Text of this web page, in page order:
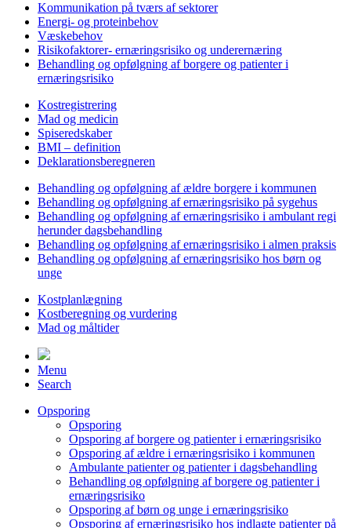
Kommunikation på tværs af sektorer
Energi- og proteinbehov
Væskebehov
Risikofaktorer- ernæringsrisiko og underernæring
Behandling og opfølgning af borgere og patienter i
ernæringsrisiko
Kostregistrering
Mad og medicin
Spiseredskaber
BMI – definition
Deklarationsberegneren
Behandling og opfølgning af ældre borgere i kommunen
Behandling og opfølgning af ernæringsrisiko på sygehus
Behandling og opfølgning af ernæringsrisiko i ambulant regi
herunder dagsbehandling
Behandling og opfølgning af ernæringsrisiko i almen praksis
Behandling og opfølgning af ernæringsrisiko hos børn og
unge
Kostplanlægning
Kostberegning og vurdering
Mad og måltider
Menu
Search
Opsporing
Opsporing
Opsporing af borgere og patienter i ernæringsrisiko
Opsporing af ældre i ernæringsrisiko i kommunen
Ambulante patienter og patienter i dagsbehandling
Behandling og opfølgning af borgere og patienter i
ernæringsrisiko
Opsporing af børn og unge i ernæringsrisiko
Opsporing af ernæringsrisiko hos indlagte patienter på